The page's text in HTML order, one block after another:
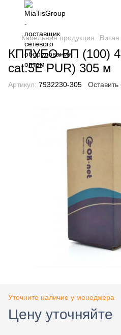
Кабельная продукция
КППУЕО-ВП (100)
cat.5E PUR) 305 м
Артикул: 7932230-305 Оставить
Уточните наличие у менеджера
Цену уточняйте